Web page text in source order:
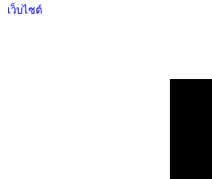
เว็บไซต์